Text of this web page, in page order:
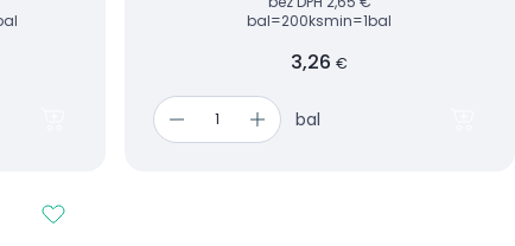
bal=200ksmin=1bal
3,26€
bal